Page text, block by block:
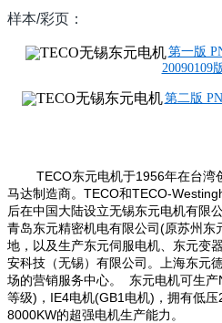
样本/彩页：
第一版
20090109
第二版
TECO东元电机于1956年在台湾
马达制造商。TECO和TECO-
后在中国大陆设立无锡东元电机有限
青岛东元精密机电有限公司(原苏州
地，以及生产东元伺服电机、东元变
安科技（无锡）有限公司。上海东元
场的营销服务中心。 东元电机可生
等级)，IE4电机(GB1电机)，拥有低
8000KW的超强电机生产能力。